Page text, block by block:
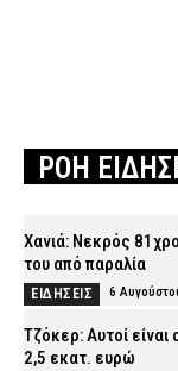
ΡΟΗ
Χανιά: Νεκρός
του από παραλία
ΕΙΔΗΣΕΙΣ 6
Τζόκερ: Αυτοί είναι
2,5 εκατ. ευρώ